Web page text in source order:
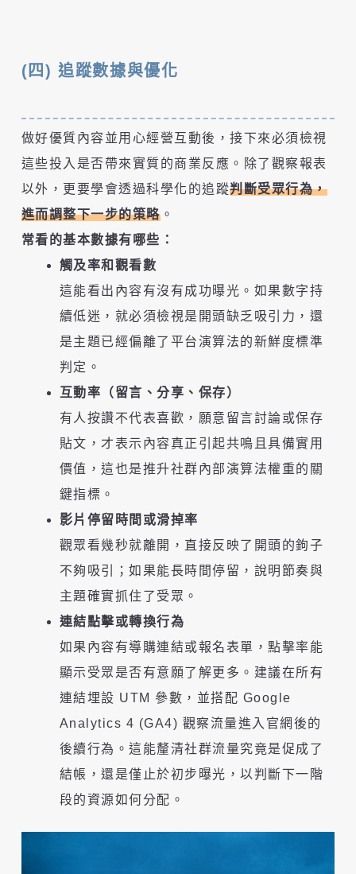
(四) 追蹤數據與優化
做好優質內容並用心經營互動後，接下來必須檢視
這些投入是否帶來實質的商業反應。除了觀察報表
以外，更要學會透過科學化的追蹤判斷受眾行為，
進而調整下一步的策略。
常看的基本數據有哪些：
觸及率和觀看數
這能看出內容有沒有成功曝光。如果數字持
續低迷，就必須檢視是開頭缺乏吸引力，還
是主題已經偏離了平台演算法的新鮮度標準
判定。
互動率（留言、分享、保存）
有人按讚不代表喜歡，願意留言討論或保存
貼文，才表示內容真正引起共鳴且具備實用
價值，這也是推升社群內部演算法權重的關
鍵指標。
影片停留時間或滑掉率
觀眾看幾秒就離開，直接反映了開頭的鉤子
不夠吸引；如果能長時間停留，說明節奏與
主題確實抓住了受眾。
連結點擊或轉換行為
如果內容有導購連結或報名表單，點擊率能
顯示受眾是否有意願了解更多。建議在所有
連結埋設 UTM 參數，並搭配 Google
Analytics 4 (GA4) 觀察流量進入官網後的
後續行為。這能釐清社群流量究竟是促成了
結帳，還是僅止於初步曝光，以判斷下一階
段的資源如何分配。